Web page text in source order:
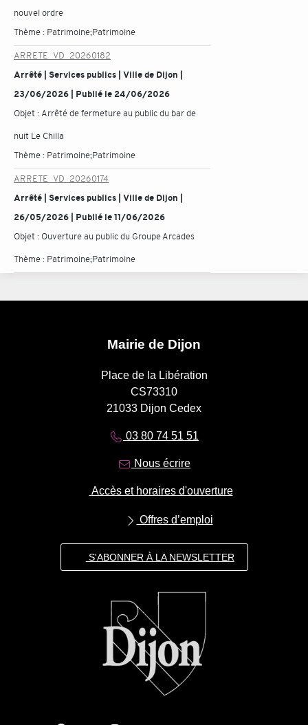
nouvel ordre
Thème : Patrimoine;Patrimoine
ARRETE_VD_20260182
Arrêté | Services publics | Ville de Dijon |
23/06/2026 | Publié le 24/06/2026
Objet : Arrêté de fermeture au public du bar de
nuit Le Chilla
Thème : Patrimoine;Patrimoine
ARRETE_VD_20260174
Arrêté | Services publics | Ville de Dijon |
26/05/2026 | Publié le 11/06/2026
Objet : Ouverture au public du Groupe Arcades
Thème : Patrimoine;Patrimoine
Mairie de Dijon
Place de la Libération
CS73310
21033 Dijon Cedex
03 80 74 51 51
Nous écrire
Accès et horaires d'ouverture
Offres d’emploi
S'ABONNER À LA NEWSLETTER